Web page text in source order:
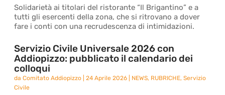
Solidarietà ai titolari del ristorante “Il Brigantino” e a
tutti gli esercenti della zona, che si ritrovano a dover
fare i conti con una recrudescenza di intimidazioni.
Servizio Civile Universale 2026 con
Addiopizzo: pubblicato il calendario dei
colloqui
daComitato Addiopizzo |24 Aprile 2026 NEWS, RUBRICHE,Servizio
Civile